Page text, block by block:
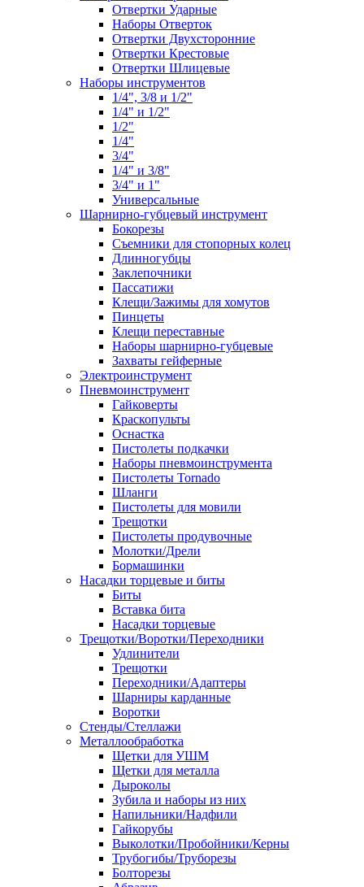
Отвертки Ударные
Наборы Отверток
Отвертки Двухсторонние
Отвертки Крестовые
Отвертки Шлицевые
Наборы инструментов
1/4", 3/8 и 1/2"
1/4" и 1/2"
1/2"
1/4"
3/4"
1/4" и 3/8"
3/4" и 1"
Универсальные
Шарнирно-губцевый инструмент
Бокорезы
Съемники для стопорных колец
Длинногубцы
Заклепочники
Пассатижи
Клещи/Зажимы для хомутов
Пинцеты
Клещи переставные
Наборы шарнирно-губцевые
Захваты гейферные
Электроинструмент
Пневмоинструмент
Гайковерты
Краскопульты
Оснастка
Пистолеты подкачки
Наборы пневмоинструмента
Пистолеты Tornado
Шланги
Пистолеты для мовили
Трещотки
Пистолеты продувочные
Молотки/Дрели
Бормашинки
Насадки торцевые и биты
Биты
Вставка бита
Насадки торцевые
Трещотки/Воротки/Переходники
Удлинители
Трещотки
Переходники/Адаптеры
Шарниры карданные
Воротки
Стенды/Стеллажи
Металлообработка
Щетки для УШМ
Щетки для металла
Дыроколы
Зубила и наборы из них
Напильники/Надфили
Гайкорубы
Выколотки/Пробойники/Керны
Трубогибы/Труборезы
Болторезы